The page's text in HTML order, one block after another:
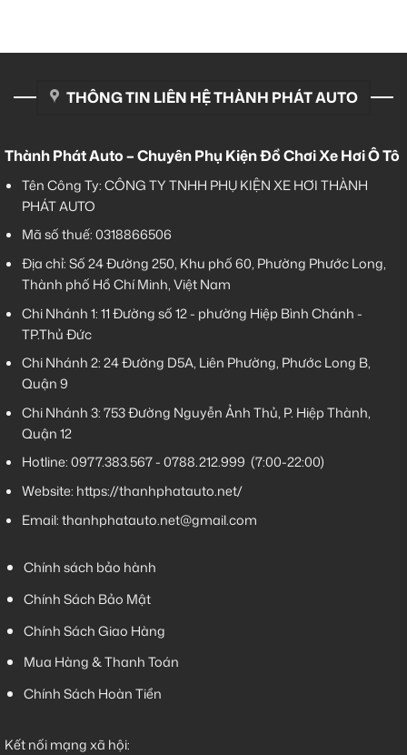
THÔNG TIN LIÊN HỆ THÀNH PHÁT AUTO
Thành Phát Auto – Chuyên Phụ Kiện Đồ Chơi Xe Hơi Ô Tô
Tên Công Ty: CÔNG TY TNHH PHỤ KIỆN XE HƠI THÀNH
PHÁT AUTO
Mã số thuế: 0318866506
Địa chỉ: Số 24 Đường 250, Khu phố 60, Phường Phước Long,
Thành phố Hồ Chí Minh, Việt Nam
Chi Nhánh 1:11 Đường số 12 - phường Hiệp Bình Chánh -
TP.Thủ Đức
Chi Nhánh 2:24 Đường D5A, Liên Phường, Phước Long B,
Quận 9
Chi Nhánh 3:753 Đường Nguyễn Ảnh Thủ, P. Hiệp Thành,
Quận 12
Hotline:0977.383.567-0788.212.999 (7:00-22:00)
Website: https://thanhphatauto.net/
Email:thanhphatauto.net@gmail.com
Chính sách bảo hành
Chính Sách Bảo Mật
Chính Sách Giao Hàng
Mua Hàng & Thanh Toán
Chính Sách Hoàn Tiền
Kết nối mạng xã hội: